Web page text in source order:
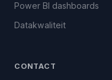
Power BI dashboards
Datakwaliteit
CONTACT